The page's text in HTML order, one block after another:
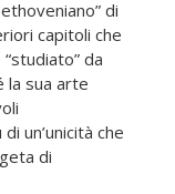
di
capitoli che
da
la sua arte
un’unicità che
di